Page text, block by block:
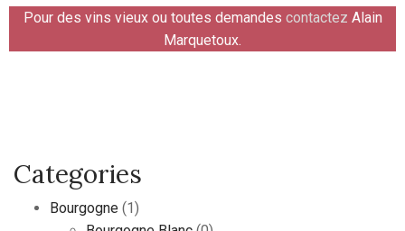
Pour des vins vieux ou toutes demandes contactez Alain
Marquetoux.
Categories
Bourgogne (1)